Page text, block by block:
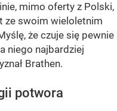
mimo oferty z Polski,
ze swoim wieloletnim
że czuje się pewnie
niego najbardziej
Brathen.
potwora